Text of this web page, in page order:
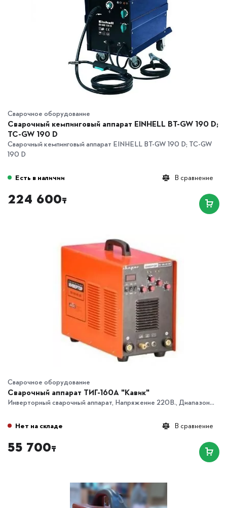
Сварочное оборудование
Сварочный кемпинговый аппарат EINHELL BT-GW 190 D;
TC-GW 190 D
Сварочный кемпинговый аппарат EINHELL BT-GW 190 D; TC-GW
190 D
В сравнение
Есть в наличии
224 600₸
Сварочное оборудование
Сварочный аппарат ТИГ-160А "Кавик"
Инверторный сварочный аппарат, Напряжение 220В., Диапазон...
В сравнение
Нет на складе
55 700₸